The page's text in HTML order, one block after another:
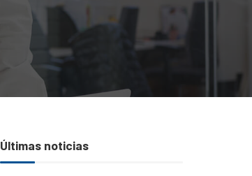
Últimas noticias